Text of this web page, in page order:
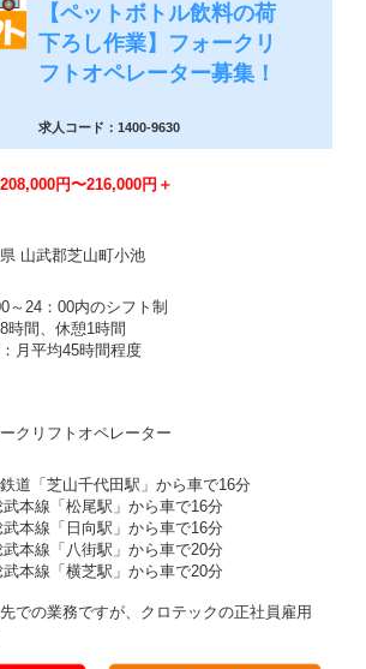
【ペットボトル飲料の荷
下ろし作業】フォークリ
フトオペレーター募集！
求人コード：1400-9630
円〜216,000円＋
山武郡芝山町小池
～24：00内のシフト制
時間、休憩1時間
月平均45時間程度
クリフトオペレーター
道「芝山千代田駅」から車で16分
武本線「松尾駅」から車で16分
武本線「日向駅」から車で16分
武本線「八街駅」から車で20分
武本線「横芝駅」から車で20分
での業務ですが、クロテックの正社員雇用